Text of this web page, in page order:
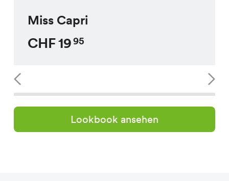
Miss Capri
CHF1995
Lookbook ansehen